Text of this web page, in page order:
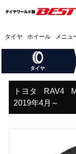
タイヤ ホイール メニュ
タイヤ
トヨタ RAV4
2019年4月～